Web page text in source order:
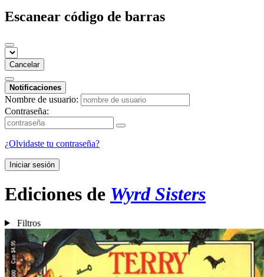
Escanear código de barras
Cancelar
Notificaciones
Nombre de usuario:
Contraseña:
¿Olvidaste tu contraseña?
Iniciar sesión
Ediciones de Wyrd Sisters
Filtros